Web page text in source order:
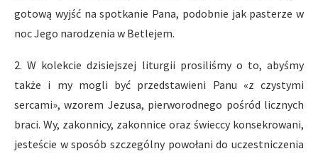
gotową wyjść na spotkanie Pana, podobnie jak pasterze w
noc Jego narodzenia w Betlejem.
2. W kolekcie dzisiejszej liturgii prosiliśmy o to, abyśmy
także i my mogli być przedstawieni Panu «z czystymi
sercami», wzorem Jezusa, pierworodnego pośród licznych
braci. Wy, zakonnicy, zakonnice oraz świeccy konsekrowani,
jesteście w sposób szczególny powołani do uczestniczenia